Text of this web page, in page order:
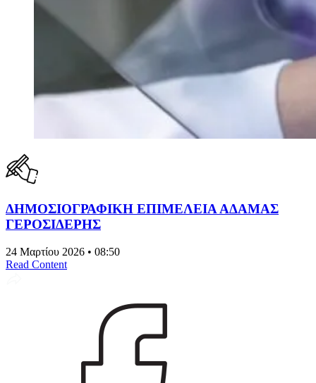
ΔΗΜΟΣΙΟΓΡΑΦΙΚΗ ΕΠΙΜΕΛΕΙΑ ΑΔΑΜΑΣ
ΓΕΡΟΣΙΔΕΡΗΣ
24 Μαρτίου 2026 • 08:50
Read Content